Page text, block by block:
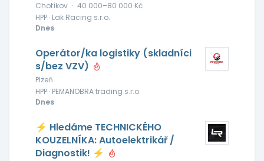
Chotíkov · 40 000–80 000 Kč
HPP · Lak Racing s.r.o.
Dnes
Operátor/ka logistiky (skladníci
s/bez VZV)
Plzeň
HPP · PEMANOBRA trading s.r.o.
Dnes
⚡ Hledáme TECHNICKÉHO
KOUZELNÍKA: Autoelektrikář /
Diagnostik! ⚡